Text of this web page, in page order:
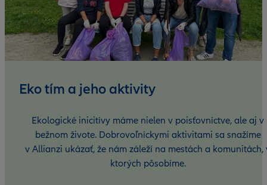
Eko tím a jeho aktivity
Ekologické inicitívy máme nielen v poisťovníctve, ale aj v
bežnom živote. Dobrovoľníckymi aktivitami sa snažíme
v Allianzi ukázať, že nám záleží na mestách a komunitách,
ktorých pôsobíme.